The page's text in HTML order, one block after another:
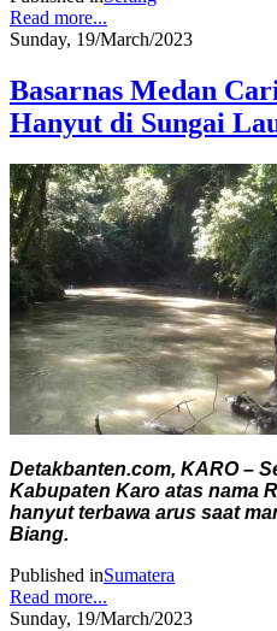
Read more...
Sunday, 19/March/2023
Basarnas Medan
Hanyut di Sungai
Detakbanten.com, KARO –
Kabupaten Karo atas nama
hanyut terbawa arus saat
Biang.
Published inSumatera
Read more...
Sunday, 19/March/2023